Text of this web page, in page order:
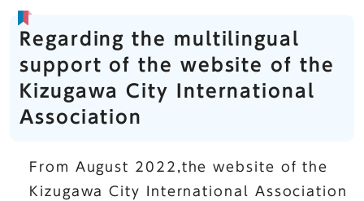
Regarding the multilingual
support of the website of the
Kizugawa City International
Association
From August 2022,the website of the
Kizugawa City International Association